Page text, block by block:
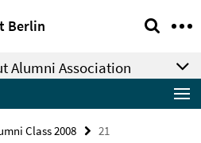
Berlin
Alumni Association
Class 2008 21